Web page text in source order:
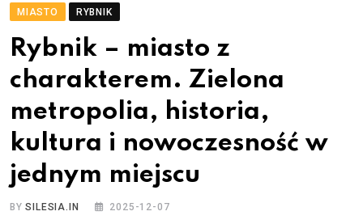
MIASTO RYBNIK
Rybnik – miasto z
charakterem. Zielona
metropolia, historia,
kultura i nowoczesność w
jednym miejscu
BYSILESIA.IN 2025-12-07